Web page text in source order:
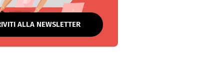
ALLA NEWSLETTER